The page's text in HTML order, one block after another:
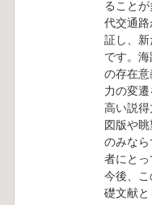
ること
代交通
証し、
です。
の存在
力の変
高い説
図版や
のみな
者にとっ
今後、
礎文献